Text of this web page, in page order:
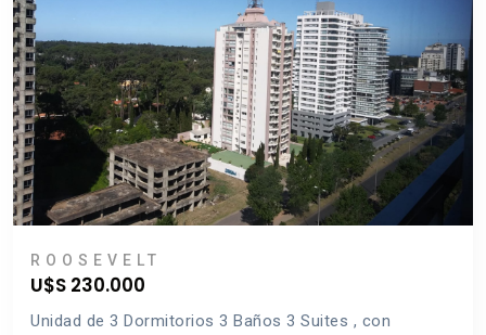
ROOSEVELT
U$S 230.000
Unidad de 3 Dormitorios 3 Baños 3 Suites , con